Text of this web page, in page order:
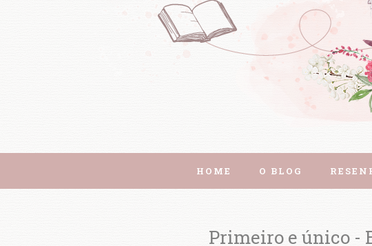
HOME O BLOG
Primeiro e único -